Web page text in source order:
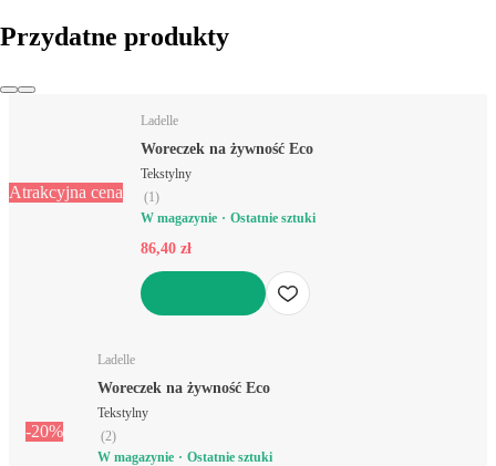
Przydatne produkty
Atrakcyjna cena
Ladelle
Woreczek na żywność Eco
Tekstylny
(1)
W magazynie
Ostatnie sztuki
86,40 zł
-20%
Ladelle
Woreczek na żywność Eco
Tekstylny
(2)
W magazynie
Ostatnie sztuki